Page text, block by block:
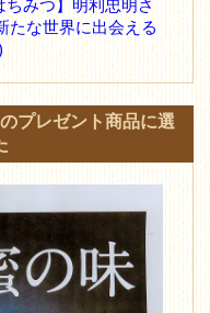
ちみつ】明利忠明さ
たな世界に出会える
プレゼント商品に選